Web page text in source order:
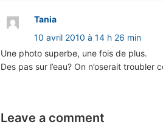
Tania
10 avril 2010 à 14 h 26 min
Une photo superbe, une fois de plus.
Des pas sur l’eau? On n’oserait troubler
Leave a comment